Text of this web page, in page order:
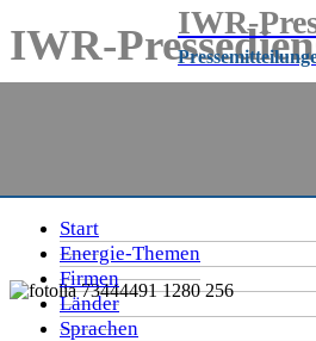
IWR-
Start
Energie-Themen
Firmen
Länder
Sprachen
IWR-